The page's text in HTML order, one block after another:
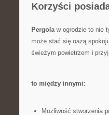
Korzyści
Pergolaw ‌ogrodzie to nie
może stać się oazą
świeżym powietrzem i
to ‌między ‍innymi:
Możliwość stworzenia